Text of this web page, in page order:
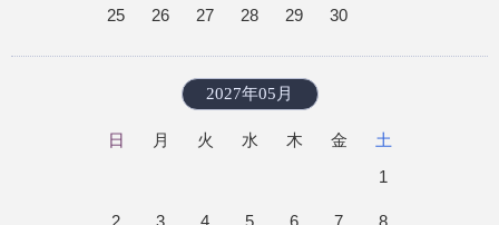
25 26 27 28 29 30
2027年05月
日 月 火 水 木 金
土
1